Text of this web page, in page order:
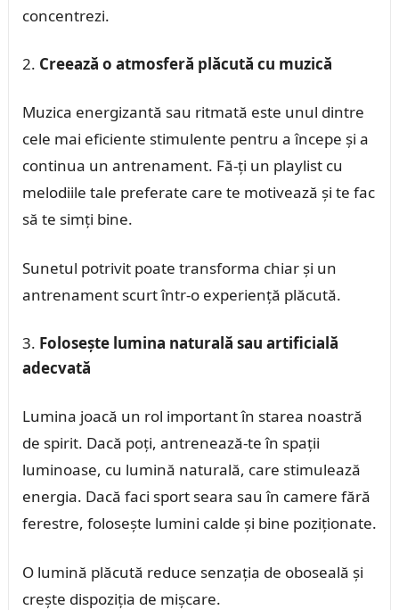
concentrezi.
Creează o atmosferă plăcută cu muzică
Muzica energizantă sau ritmată este unul dintre
cele mai eficiente stimulente pentru a începe și a
continua un antrenament. Fă-ți un playlist cu
melodiile tale preferate care te motivează și te fac
să te simți bine.
Sunetul potrivit poate transforma chiar și un
antrenament scurt într-o experiență plăcută.
Folosește lumina naturală sau artificială
adecvată
Lumina joacă un rol important în starea noastră
de spirit. Dacă poți, antrenează-te în spații
luminoase, cu lumină naturală, care stimulează
energia. Dacă faci sport seara sau în camere fără
ferestre, folosește lumini calde și bine poziționate.
O lumină plăcută reduce senzația de oboseală și
crește dispoziția de mișcare.